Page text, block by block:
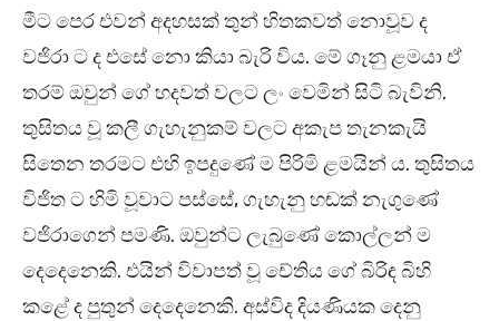
මීට පෙර එවන් අදහසක් තුන් හිතකවත් නොවූව ද
වජිරා ට ද එසේ නො කියා බැරි විය. මේ ගෑනු ළමයා ඒ
තරම් ඔවුන් ගේ හදවත් වලට ලං වෙමින් සිටි බැවිනි.
තුසිතය වූ කලී ගැහැනුකම් වලට අකැප තැනකැයි
සිතෙන තරමට එහි ඉපදුණේ ම පිරිමි ළමයින් ය. තුසිතය
විජිත ට හිමි වූවාට පස්සේ, ගැහැනු හඬක් නැගුණේ
වජිරාගෙන් පමණි. ඔවුන්ට ලැබුණේ කොල්ලන් ම
දෙදෙනෙකි. එයින් විවාපත් වූ චේතිය ගේ බිරිඳ බිහි
කළේ ද පුතුන් දෙදෙනෙකි. අස්විද දියණියක දෙනු